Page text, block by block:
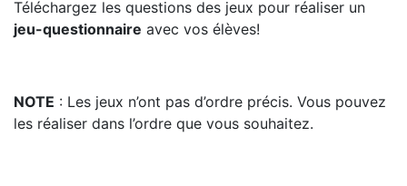
Téléchargez les questions des jeux pour réaliser un
jeu-questionnaire avec vos élèves!
NOTE : Les jeux n’ont pas d’ordre précis. Vous pouvez
les réaliser dans l’ordre que vous souhaitez.